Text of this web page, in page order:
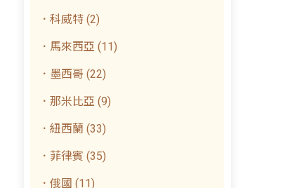
．科威特 (2)
．馬來西亞 (11)
．墨西哥 (22)
．那米比亞 (9)
．紐西蘭 (33)
．菲律賓 (35)
．俄國 (11)